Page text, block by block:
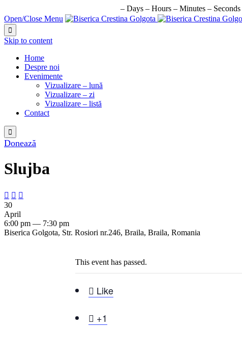
– Days – Hours – Minutes – Seconds
Open/Close Menu

Skip to content
Home
Despre noi
Evenimente
Vizualizare – lună
Vizualizare – zi
Vizualizare – listă
Contact

Donează
Slujba
  
30
April
6:00 pm — 7:30 pm
Biserica Golgota, Str. Rosiori nr.246, Braila, Braila, Romania
This event has passed.
 Like
 +1